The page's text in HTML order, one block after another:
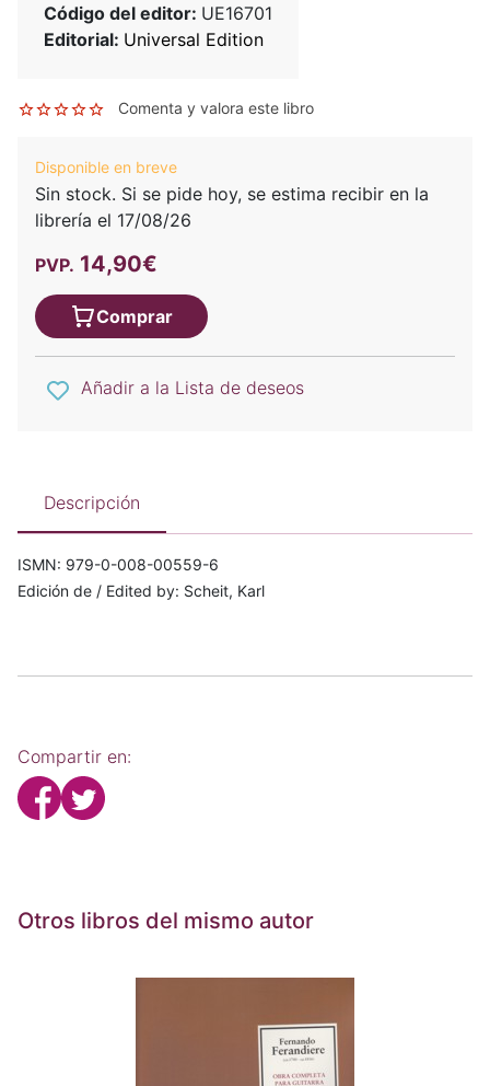
Código del editor: UE16701
Editorial: Universal Edition
Comenta y valora este libro
Disponible en breve
Sin stock. Si se pide hoy, se estima recibir en la
librería el 17/08/26
PVP. 14,90€
Comprar
Añadir a la Lista de deseos
Descripción
ISMN: 979-0-008-00559-6
Edición de / Edited by: Scheit, Karl
Compartir en:
Otros libros del mismo autor